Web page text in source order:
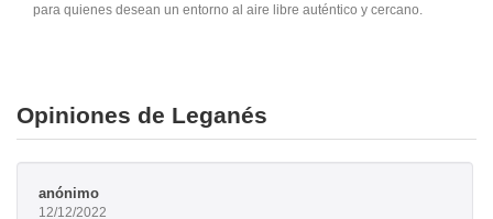
para quienes desean un entorno al aire libre auténtico y cercano.
Opiniones de Leganés
anónimo
12/12/2022